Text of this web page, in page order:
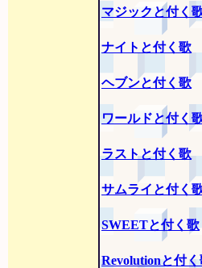
マジックと付く
ナイトと付く歌
ヘブンと付く歌
ワールドと付く
ラストと付く歌
サムライと付く
SWEETと付く歌
Revolutionと付く